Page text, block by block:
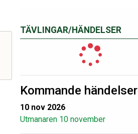
TÄVLINGAR/HÄNDELSER
Kommande händelser
10 nov 2026
Utmanaren 10 november